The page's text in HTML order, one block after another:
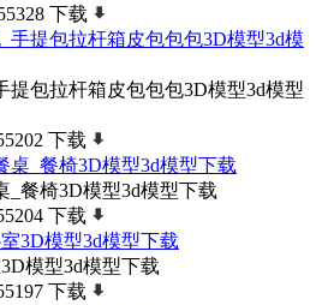
下载
提包拉杆箱皮包包包3D模型3d模型
下载
_餐椅3D模型3d模型下载
下载
模型3d模型下载
下载